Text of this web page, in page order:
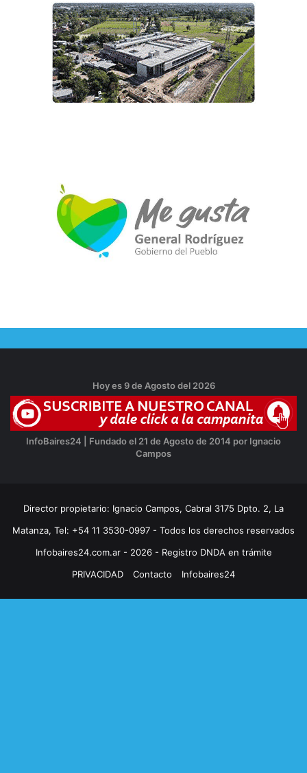
Hoy es 9 de Agosto del 2026
InfoBaires24 | Fundado el 21 de Agosto de 2014 por Ignacio
Campos
Director propietario: Ignacio Campos, Cabral 3175 Dpto. 2, La
Matanza, Tel: +54 11 3530-0997 - Todos los derechos reservados
Infobaires24.com.ar - 2026 - Registro DNDA en trámite
PRIVACIDAD
Contacto Infobaires24